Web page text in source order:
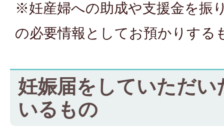
※妊産婦への助成や支援金を振
の必要情報としてお預かりする
妊娠届をしていただい
いるもの